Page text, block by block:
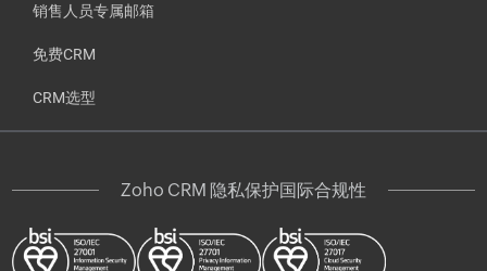
销售人员专属邮箱
免费CRM
CRM选型
Zoho CRM 隐私保护国际合规性